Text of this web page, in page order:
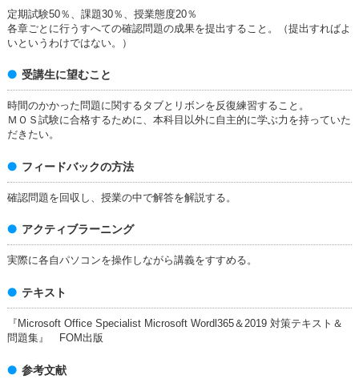
定期試験50％、課題30％、授業態度20％
各章ごとに行うすへての確認問題の成果を提出すること。（提出すればよ
いというわけではない。）
受講生に望むこと
時間のかかった問題に関するタブとリボンを反復練習すること。
ＭＯＳ試験に合格するために、本科目以外に自主的に学ぶ力を持っていた
だきたい。
フィードバックの方法
確認問題を回収し、授業の中で解答を解説する。
アクティブラーニング
実際に各自パソコンを操作しながら講義をすすめる。
テキスト
『Microsoft Office Specialist Microsoft Wordl365＆2019 対策テキスト＆
問題集』 FOM出版
参考文献